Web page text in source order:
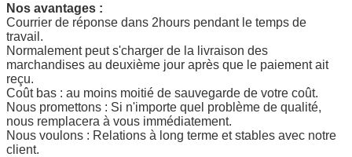
Nos avantages :
Courrier de réponse dans 2hours pendant le temps de
travail.
Normalement peut s'charger de la livraison des
marchandises au deuxième jour après que le paiement ait
reçu.
Coût bas : au moins moitié de sauvegarde de votre coût.
Nous promettons : Si n'importe quel problème de qualité,
nous remplacera à vous immédiatement.
Nous voulons : Relations à long terme et stables avec notre
client.